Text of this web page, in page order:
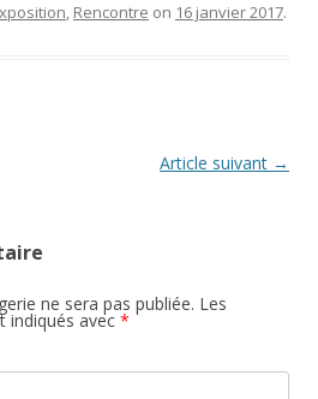
, Rencontre on 16 janvier 2017.
Article suivant →
ne sera pas publiée. Les
indiqués avec *